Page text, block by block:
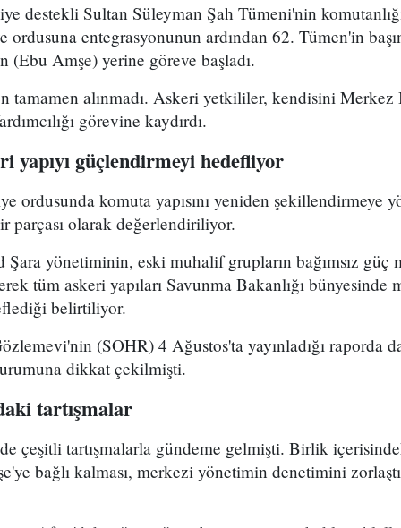
destekli Sultan Süleyman Şah Tümeni'nin
ordusuna entegrasyonunun ardından 62. Tümen'in
(Ebu Amşe) yerine göreve başladı.
tamamen alınmadı. Askeri yetkililer, kendisini
görevine kaydırdı.
yapıyı güçlendirmeyi hedefliyor
ordusunda komuta yapısını yeniden şekillendirmeye
parçası olarak değerlendiriliyor.
Şara yönetiminin, eski muhalif grupların bağımsız güç
tüm askeri yapıları Savunma Bakanlığı
belirtiliyor.
(SOHR) 4 Ağustos'ta yayınladığı raporda
dikkat çekilmişti.
tartışmalar
çeşitli tartışmalarla gündeme gelmişti. Birlik
bağlı kalması, merkezi yönetimin denetimini